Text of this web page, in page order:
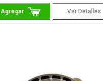
Ver Detalles